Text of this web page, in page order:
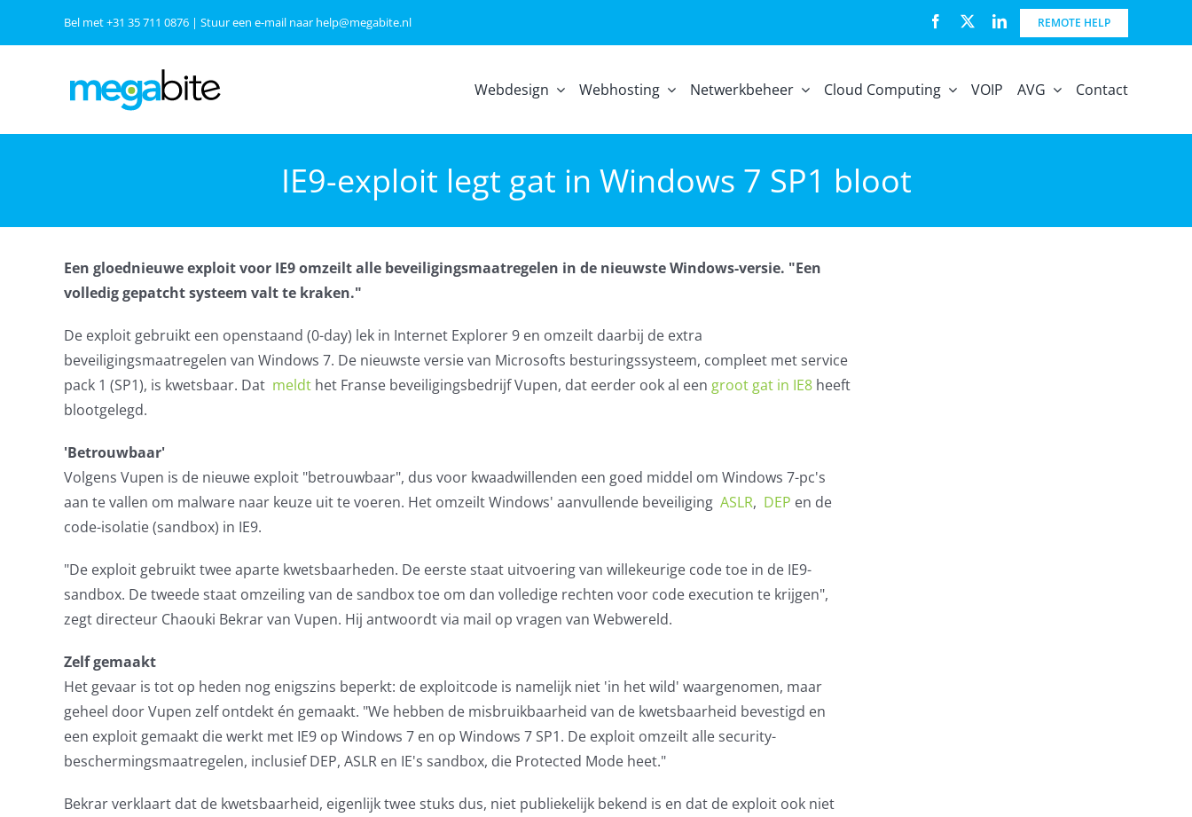
Bel met+31 35 711 0876| Stuur een e-mail naar help@megabite.nl REMOTE HELP
Webdesign Webhosting Netwerkbeheer Cloud Computing VOIP AVG Contact
IE9-exploit legt gat in Windows 7 SP1 bloot
Een gloednieuwe exploit voor IE9 omzeilt alle beveiligingsmaatregelen in de nieuwste Windows-versie. "Een
volledig gepatcht systeem valt te kraken."
De exploit gebruikt een openstaand (0-day) lek in Internet Explorer 9 en omzeilt daarbij de extra
beveiligingsmaatregelen van Windows 7. De nieuwste versie van Microsofts besturingssysteem, compleet met service
pack 1 (SP1), is kwetsbaar. Dat meldthet Franse beveiligingsbedrijf Vupen, dat eerder ook al een groot gat in IE8heeft
blootgelegd.
'Betrouwbaar'
Volgens Vupen is de nieuwe exploit "betrouwbaar", dus voor kwaadwillenden een goed middel om Windows 7-pc's
aan te vallen om malware naar keuze uit te voeren. Het omzeilt Windows' aanvullende beveiliging ASLR, DEP en de
code-isolatie (sandbox) in IE9.
"De exploit gebruikt twee aparte kwetsbaarheden. De eerste staat uitvoering van willekeurige code toe in de IE9-
sandbox. De tweede staat omzeiling van de sandbox toe om dan volledige rechten voor code execution te krijgen",
zegt directeur Chaouki Bekrar van Vupen. Hij antwoordt via mail op vragen van Webwereld.
Zelf gemaakt
Het gevaar is tot op heden nog enigszins beperkt: de exploitcode is namelijk niet 'in het wild' waargenomen, maar
geheel door Vupen zelf ontdekt én gemaakt. "We hebben de misbruikbaarheid van de kwetsbaarheid bevestigd en
een exploit gemaakt die werkt met IE9 op Windows 7 en op Windows 7 SP1. De exploit omzeilt alle security-
beschermingsmaatregelen, inclusief DEP, ASLR en IE's sandbox, die Protected Mode heet."
Bekrar verklaart dat de kwetsbaarheid, eigenlijk twee stuks dus, niet publiekelijk bekend is en dat de exploit ook niet